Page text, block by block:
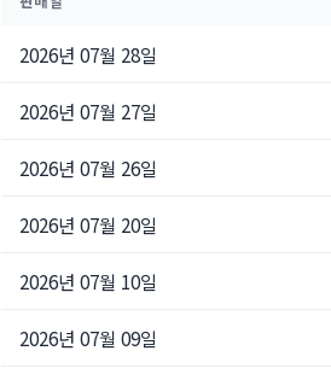
2026년 07월 28일
2026년 07월 27일
2026년 07월 26일
2026년 07월 20일
2026년 07월 10일
2026년 07월 09일